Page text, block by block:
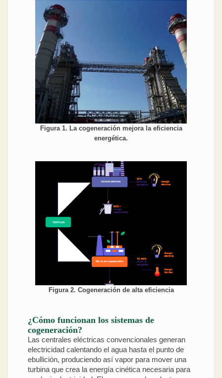
Figura 1. La cogeneración mejora la eficiencia
energética.
Figura 2. Cogeneración de alta eficiencia
¿Cómo funcionan los sistemas de
cogeneración?
Las centrales eléctricas convencionales generan
electricidad calentando el agua hasta el punto de
ebullición, produciendo así vapor para mover una
turbina que crea la energía cinética necesaria para